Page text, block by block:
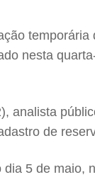
nesta
de
dia 5 de maio,